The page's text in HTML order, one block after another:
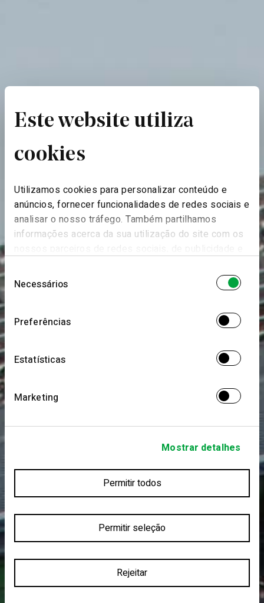
Este website utiliza
cookies
Utilizamos cookies para personalizar conteúdo e
anúncios, fornecer funcionalidades de redes sociais e
analisar o nosso tráfego. Também partilhamos
informações acerca da sua utilização do site com os
informações que lhes forneceu ou recolhidas por
Seleção
de
consentimento
Necessários
Preferências
Estatísticas
Marketing
Mostrar detalhes
Permitir todos
Permitir seleção
Rejeitar